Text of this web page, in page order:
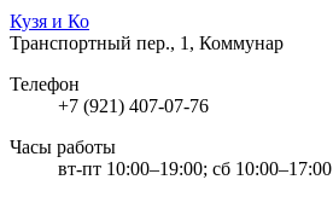
Кузя и Ко
Транспортный пер., 1, Коммунар
Телефон
+7 (921) 407-07-76
Часы работы
вт-пт 10:00–19:00; сб 10:00–17:00